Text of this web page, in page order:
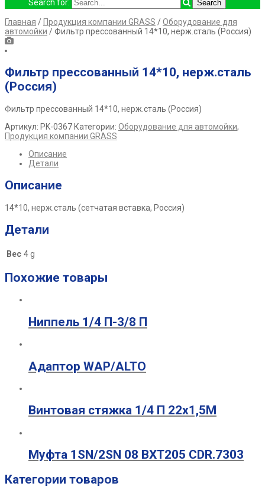
Search for:
Главная / Продукция компании GRASS /Оборудование для
автомойки / Фильтр прессованный 14*10, нерж.сталь (Россия)
Фильтр прессованный 14*10, нерж.сталь
(Россия)
Фильтр прессованный 14*10, нерж.сталь (Россия)
Артикул: PK-0367 Категории: Оборудование для автомойки,
Продукция компании GRASS
Описание
Детали
Описание
14*10, нерж.сталь (сетчатая вставка, Россия)
Детали
Вес 4 g
Похожие товары
Ниппель 1/4 П-3/8 П
Адаптор WAP/ALTO
Винтовая стяжка 1/4 П 22х1,5М
Муфта 1SN/2SN 08 ВХТ205 CDR.7303
Категории товаров